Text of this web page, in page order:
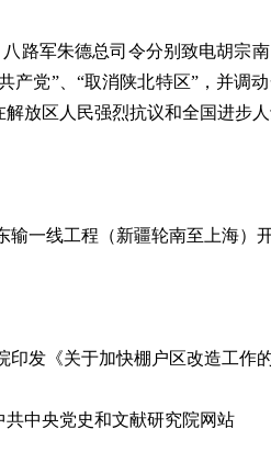
军朱德总司令分别致电胡宗南
产党”、“取消陕北特区”，并调
解放区人民强烈抗议和全国进步
一线工程（新疆轮南至上海）开
发《关于加快棚户区改造工作的
共中央党史和文献研究院网站